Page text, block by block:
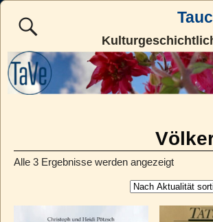
Alle 3 Ergebnisse werden angezeigt